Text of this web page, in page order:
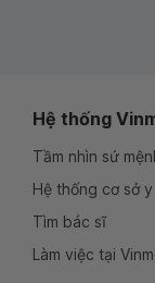
Hệ thống
Tầm nhìn sứ
Hệ thống cơ sở
Tìm bác sĩ
Làm việc tại